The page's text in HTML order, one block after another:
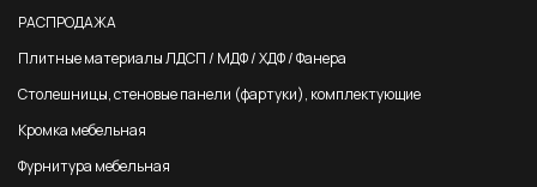
РАСПРОДАЖА
Плитные материалы ЛДСП / МДФ / ХДФ / Фанера
Столешницы, стеновые панели (фартуки), комплектующие
Кромка мебельная
Фурнитура мебельная